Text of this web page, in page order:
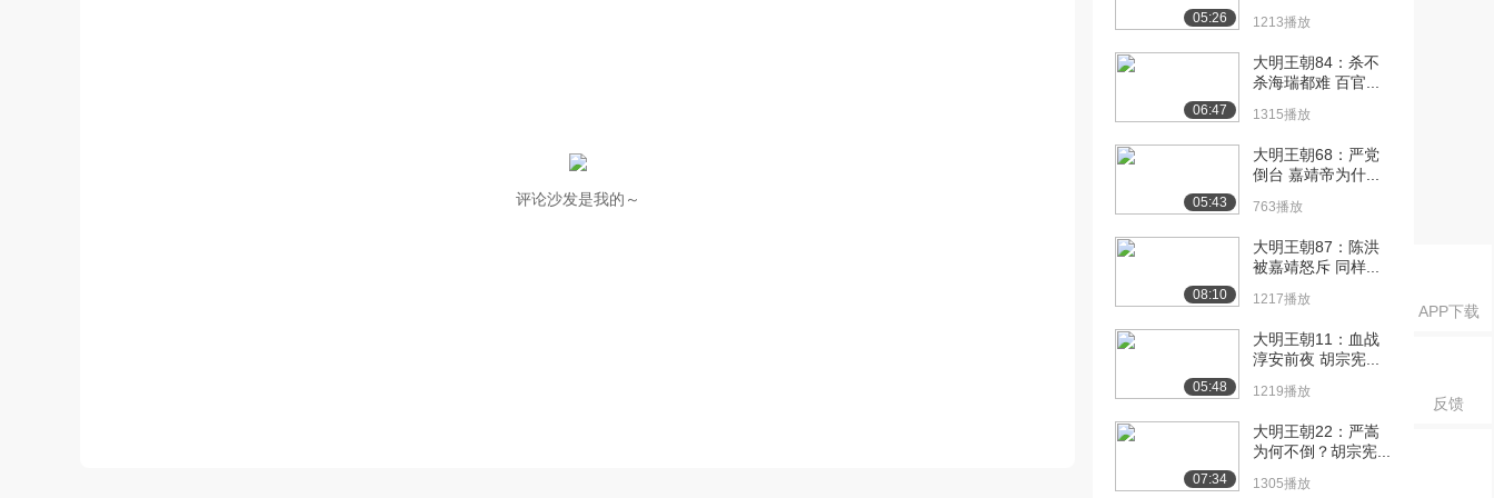
APP下载
反馈
评论沙发是我的～
05:26 1213播放
06:47
大明王朝84：杀不
杀海瑞都难 百官...
1315播放
05:43
大明王朝68：严党
倒台 嘉靖帝为什...
763播放
08:10
大明王朝87：陈洪
被嘉靖怒斥 同样...
1217播放
05:48
大明王朝11：血战
淳安前夜 胡宗宪...
1219播放
07:34
大明王朝22：严嵩
为何不倒？胡宗宪...
1305播放